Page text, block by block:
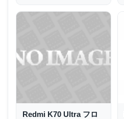
Redmi K70 Ultra フロ